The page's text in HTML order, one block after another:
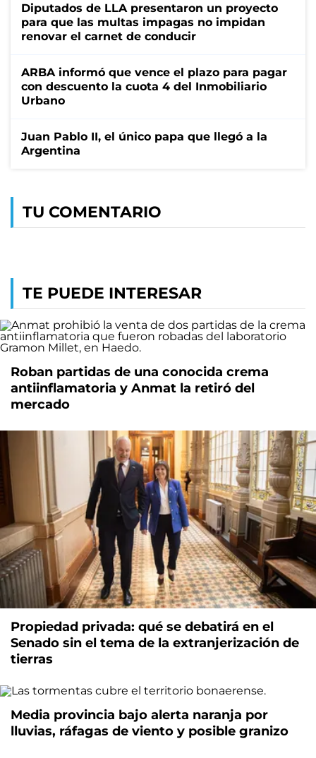
Diputados de LLA presentaron un proyecto
para que las multas impagas no impidan
renovar el carnet de conducir
ARBA informó que vence el plazo para pagar
con descuento la cuota 4 del Inmobiliario
Urbano
Juan Pablo II, el único papa que llegó a la
Argentina
TU COMENTARIO
TE PUEDE INTERESAR
Roban partidas de una conocida crema
antiinflamatoria y Anmat la retiró del
mercado
Propiedad privada: qué se debatirá en el
Senado sin el tema de la extranjerización de
tierras
Media provincia bajo alerta naranja por
lluvias, ráfagas de viento y posible granizo